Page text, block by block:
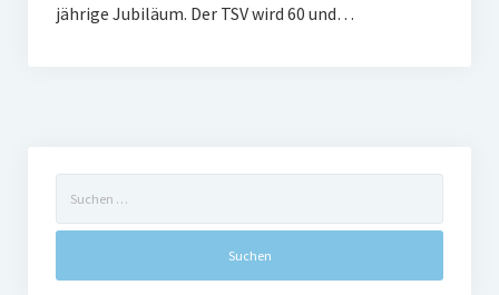
Verein
Gremien
jährige Jubiläum. Der TSV wird 60 und…
nach: